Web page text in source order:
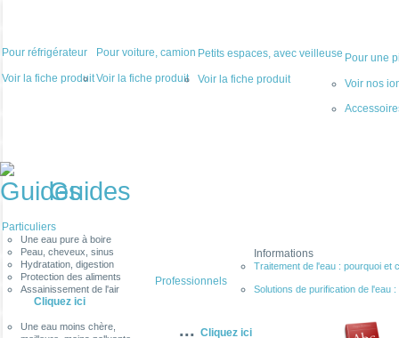
Pour réfrigérateur
Voir la fiche produit
Pour voiture, camion
Voir la fiche produit
Petits espaces, avec veilleuse
Voir la fiche produit
Pour une
Voir nos
Guides
Particuliers
Une eau pure à boire
Peau, cheveux, sinus
Hydratation, digestion
Protection des aliments
Assainissement de l'air
Cliquez ici
Une eau moins chère,
Professionnels
... Cliquez ici
Informations
Traitement de l'eau : pourquoi et
Solutions de purification de l'eau